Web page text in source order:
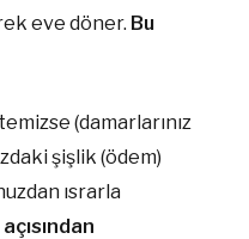
eve döner. Bu
(damarlarınız
şişlik (ödem)
ısrarla